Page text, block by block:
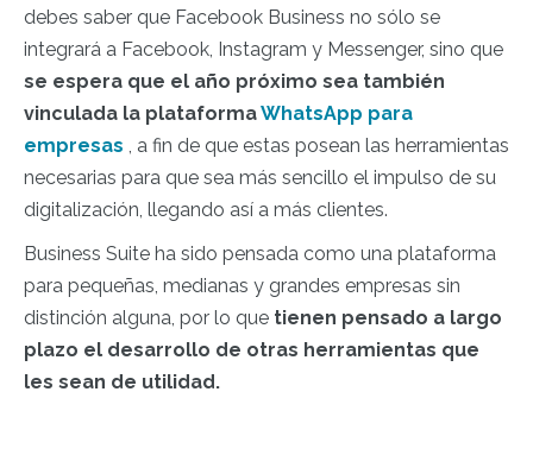
debes saber que Facebook Business no sólo se
integrará a Facebook, Instagram y Messenger, sino que
se espera que el año próximo sea también
vinculada la plataformaWhatsApp para
empresas , a fin de que estas posean las herramientas
necesarias para que sea más sencillo el impulso de su
digitalización, llegando así a más clientes.
Business Suite ha sido pensada como una plataforma
para pequeñas, medianas y grandes empresas sin
distinción alguna, por lo que tienen pensado a largo
plazo el desarrollo de otras herramientas que
les sean de utilidad.